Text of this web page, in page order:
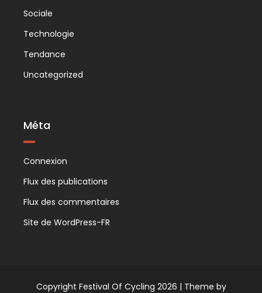
Sociale
Technologie
Tendance
Uncategorized
Méta
Connexion
Flux des publications
Flux des commentaires
Site de WordPress-FR
Copyright Festival Of Cycling 2026 | Theme by